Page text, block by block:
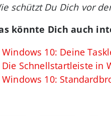
schützt Du Dich vor
könnte Dich auch
Windows 10: Deine
Die Schnellstartleiste in
Windows 10: